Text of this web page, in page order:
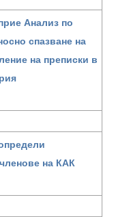
Анализ по
спазване на
на преписки в
на КАК